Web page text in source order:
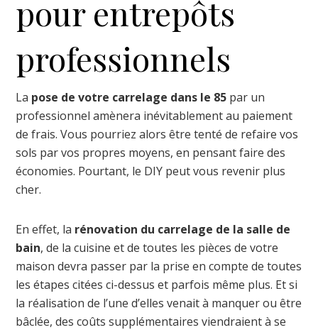
pour entrepôts
professionnels
La pose de votre carrelage dans le 85 par un
professionnel amènera inévitablement au paiement
de frais. Vous pourriez alors être tenté de refaire vos
sols par vos propres moyens, en pensant faire des
économies. Pourtant, le DIY peut vous revenir plus
cher.
En effet, la rénovation du carrelage de la salle de
bain, de la cuisine et de toutes les pièces de votre
maison devra passer par la prise en compte de toutes
les étapes citées ci-dessus et parfois même plus. Et si
la réalisation de l’une d’elles venait à manquer ou être
bâclée, des coûts supplémentaires viendraient à se